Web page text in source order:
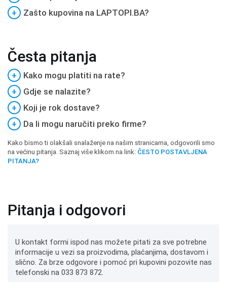
+
Zašto kupovina na LAPTOPI.BA?
Česta pitanja
+
Kako mogu platiti na rate?
+
Gdje se nalazite?
+
Koji je rok dostave?
+
Da li mogu naručiti preko firme?
Kako bismo ti olakšali snalaženje na našim stranicama, odgovorili smo
na većinu pitanja. Saznaj više klikom na link: ČESTO POSTAVLJENA
PITANJA?
Pitanja i odgovori
U kontakt formi ispod nas možete pitati za sve potrebne
informacije u vezi sa proizvodima, plaćanjima, dostavom i
slično. Za brze odgovore i pomoć pri kupovini pozovite nas
telefonski na 033 873 872.